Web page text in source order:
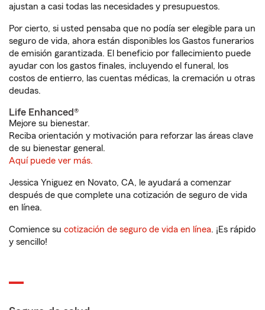
ajustan a casi todas las necesidades y presupuestos.
Por cierto, si usted pensaba que no podía ser elegible para un
seguro de vida, ahora están disponibles los Gastos funerarios
de emisión garantizada. El beneficio por fallecimiento puede
ayudar con los gastos finales, incluyendo el funeral, los
costos de entierro, las cuentas médicas, la cremación u otras
deudas.
Life Enhanced®
Mejore su bienestar.
Reciba orientación y motivación para reforzar las áreas clave
de su bienestar general.
Aquí puede ver más.
Jessica Yniguez en Novato, CA, le ayudará a comenzar
después de que complete una cotización de seguro de vida
en línea.
Comience su cotización de seguro de vida en línea. ¡Es rápido
y sencillo!